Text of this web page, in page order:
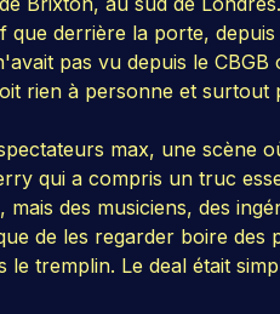
que derrière la porte,
pas vu depuis le
rien à personne et surtout
max, une scène
qui a compris un truc
des musiciens, des
de les regarder boire des
le tremplin. Le deal était